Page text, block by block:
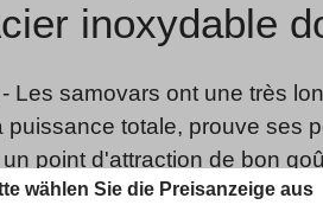
inoxydable
Les samovars ont une très
totale, prouve ses
point d'attraction de bon
Efficacité énergétique
wählen Sie die Preisanzeige aus